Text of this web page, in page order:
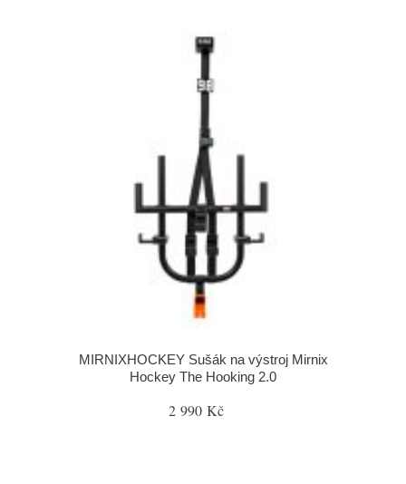
MIRNIXHOCKEY Sušák na výstroj Mirnix
Hockey The Hooking 2.0
2 990 Kč